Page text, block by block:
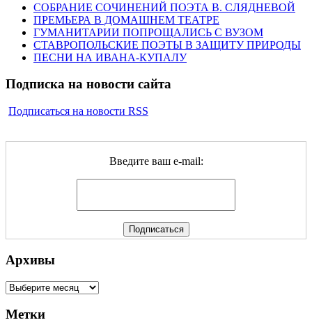
СОБРАНИЕ СОЧИНЕНИЙ ПОЭТА В. СЛЯДНЕВОЙ
ПРЕМЬЕРА В ДОМАШНЕМ ТЕАТРЕ
ГУМАНИТАРИИ ПОПРОЩАЛИСЬ С ВУЗОМ
СТАВРОПОЛЬСКИЕ ПОЭТЫ В ЗАЩИТУ ПРИРОДЫ
ПЕСНИ НА ИВАНА-КУПАЛУ
Подписка на новости сайта
Подписаться на новости RSS
Введите ваш e-mail:
Архивы
Архивы
Метки